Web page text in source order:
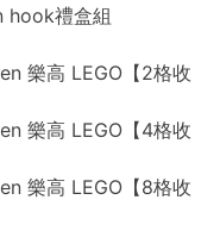
hook禮盒組
樂高 LEGO【2格收
樂高 LEGO【4格收
樂高 LEGO【8格收